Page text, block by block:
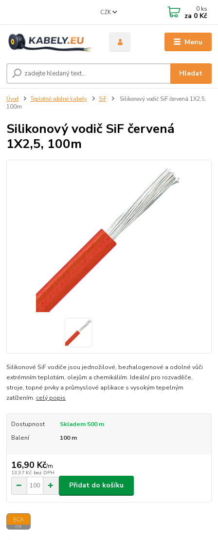
Menu
CZK
Hledat
0 ks
za 0 Kč
Úvod Teplotně odolné kabely SiF
Silikonový vodič SiF červená 1X2,5,
100m
Silikonový vodič SiF červená
1X2,5, 100m
Silikonové SiF vodiče jsou jednožilové, bezhalogenové a odolné vůči
extrémním teplotám, olejům a chemikáliím. Ideální pro rozvaděče,
stroje, topné prvky a průmyslové aplikace s vysokým tepelným
zatížením. celý popis
Dostupnost
Skladem 500 m
Balení
100 m
16,90 Kč/m
13,97 Kč bez DPH
Přidat do košíku